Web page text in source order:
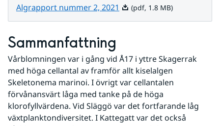
Algrapport nummer 2, 2021 Pdf, 1.8 MB.
(pdf, 1.8 MB)
Sammanfattning
Vårblomningen var i gång vid Å17 i yttre Skagerrak
med höga cellantal av framför allt kiselalgen
Skeletonema marinoi. I övrigt var cellantalen
förvånansvärt låga med tanke på de höga
klorofyllvärdena. Vid Släggö var det fortfarande låg
växtplanktondiversitet. I Kattegatt var det också